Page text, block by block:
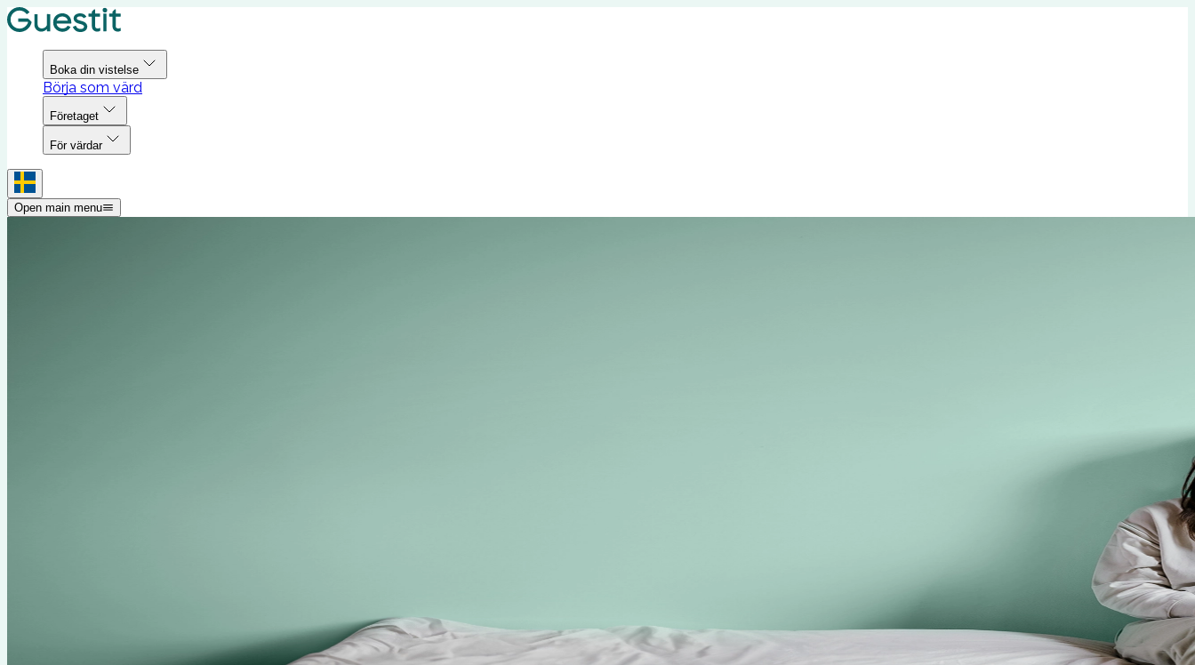
Boka din vistelse
Börja som värd
Företaget
För värdar
Open main menu